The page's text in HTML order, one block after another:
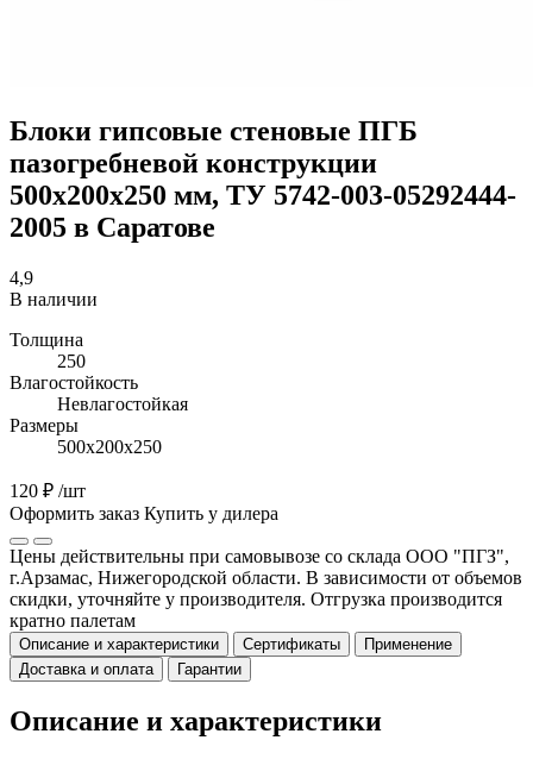
Блоки гипсовые стеновые ПГБ
пазогребневой конструкции
500х200х250 мм, ТУ 5742-003-05292444-
2005 в Саратове
4,9
В наличии
Толщина
250
Влагостойкость
Невлагостойкая
Размеры
500х200х250
120 ₽ /шт
Оформить заказ Купить у дилера
Цены действительны при самовывозе со склада ООО "ПГЗ",
г.Арзамас, Нижегородской области. В зависимости от объемов
скидки, уточняйте у производителя. Отгрузка производится
кратно палетам
Описание и характеристики Сертификаты
Применение
Доставка и оплата
Гарантии
Описание и характеристики